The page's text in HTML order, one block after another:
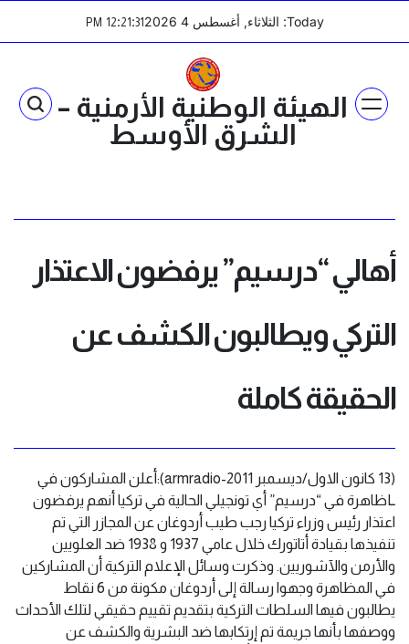
Today: الثلاثاء, أغسطس 4 2026 12:21:31
PM
الهيئة الوطنية الأرمنية –
الشرق الأوسط
أهالي “درسيم” يرفضون الاعتذار
التركي ويطالبون الكشف عن
الحقيقة كاملة
(13 كانون الاول/ديسمبر 2011-armradio):أعلن المشاركون في
Lظاهرة في “درسيم” أي تونجيلي الحالية في تركيا أنهم يرفضون
اعتذار رئيس وزراء تركيا رجب طيب أردوغان عن المجازر التي تم
تنفيذها بقيادة أتاتورك خلال عامي 1937 و 1938 ضد العلويين
والأرمن والآشوريين. وذكرت وسائل الإعلام التركية أن المشاركين
في المظاهرة وجهوا رسالة إلى أردوغان مكونة من 6 نقاط
يطالبون فيها السلطات التركية بتقديم تقييم حقيقي لتلك الأحداث
ووصفها بأنها جريمة تم إرتكابها ضد البشرية والكشف عن